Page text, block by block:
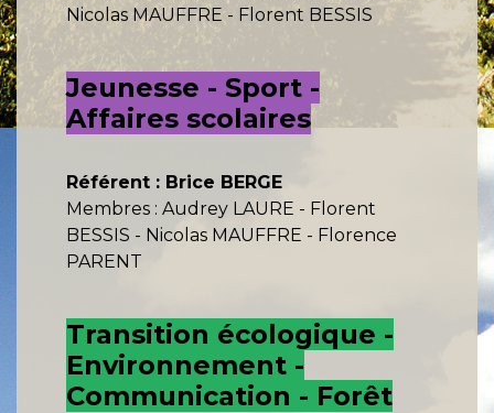
Nicolas MAUFFRE - Florent BESSIS
Jeunesse - Sport -
Affaires scolaires
Référent : Brice BERGE
Membres : Audrey LAURE - Florent
BESSIS - Nicolas MAUFFRE - Florence
PARENT
Transition écologique -
Environnement -
Communication - Forêt